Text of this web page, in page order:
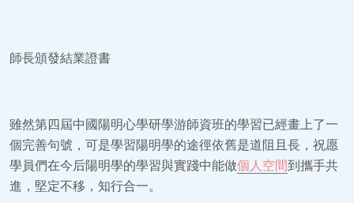
師長頒發結業證書
雖然第四屆中國陽明心學研學游師資班的學習已經畫上了一
個完善句號，可是學習陽明學的途徑依舊是道阻且長，祝愿
學員們在今后陽明學的學習與實踐中能做個人空間到攜手共
進，堅定不移，知行合一。